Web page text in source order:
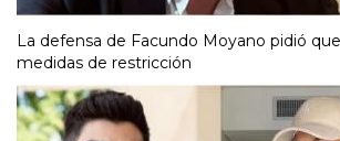
La defensa de Facundo Moyano pidió
medidas de restricción